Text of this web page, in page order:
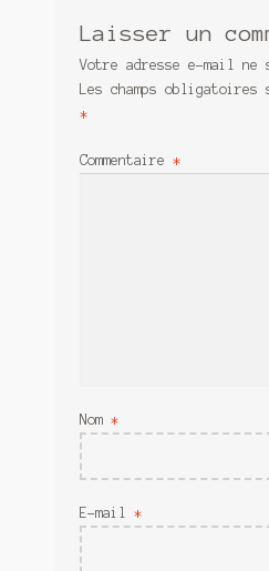
Laisser un
Votre adresse e-mail ne
Les champs obligatoires
*
Commentaire *
Nom *
E-mail *